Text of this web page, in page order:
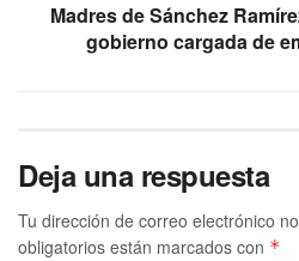
Madres de Sánchez
gobierno cargada de
Deja una respuesta
Tu dirección de correo electrónico
obligatorios están marcados con *